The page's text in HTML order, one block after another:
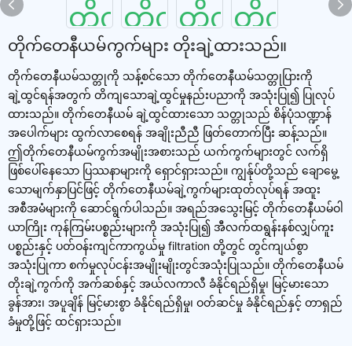
တိုက်တေနီယမ်ကွက်များ တိုးချဲ့ထားသည်။
တိုက်တေနီယမ်သတ္တုကို သန့်စင်သော တိုက်တေနီယမ်သတ္တုပြားကို
ချဲ့ထွင်ရန်အတွက် တိကျသောချဲ့ထွင်မှုနည်းပညာကို အသုံးပြု၍ ပြုလုပ်
ထားသည်။ တိုက်တေနီယမ် ချဲ့ထွင်ထားသော သတ္တုသည် စိန်ပုံသဏ္ဍာန်
အပေါက်များ ထွက်လာစေရန် အချိုးညီညီ ဖြတ်တောက်ပြီး ဆန့်သည်။
ဤတိုက်တေနီယမ်ကွက်အမျိုးအစားသည် ယက်ကွက်များတွင် လက်ရှိ
ဖြစ်ပေါ်နေသော ပြဿနာများကို ရှောင်ရှားသည်။ ကျွန်ုပ်တို့သည် ချောမွေ့
သောမျက်နှာပြင်ဖြင့် တိုက်တေနီယမ်ချဲ့ကွက်များထုတ်လုပ်ရန် အထူး
အစီအမံများကို ဆောင်ရွက်ပါသည်။ အရည်အသွေးမြင့် တိုက်တေနီယမ်ဝါ
ယာကြိုး ကုန်ကြမ်းပစ္စည်းများကို အသုံးပြု၍ အီလက်ထရွန်းနစ်လျှပ်ကူး
ပစ္စည်းနှင့် ပတ်ဝန်းကျင်ကာကွယ်မှု filtration တို့တွင် တွင်ကျယ်စွာ
အသုံးပြုကာ စက်မှုလုပ်ငန်းအမျိုးမျိုးတွင်အသုံးပြုသည်။ တိုက်တေနီယမ်
တိုးချဲ့ကွက်ကို အက်ဆစ်နှင့် အယ်လကာလီ ခံနိုင်ရည်ရှိမှု၊ မြင့်မားသော
ခွန်အား၊ အပူချိန် မြင့်မားစွာ ခံနိုင်ရည်ရှိမှု၊ ဝတ်ဆင်မှု ခံနိုင်ရည်နှင့် တာရှည်
ခံမှုတို့ဖြင့် ထင်ရှားသည်။